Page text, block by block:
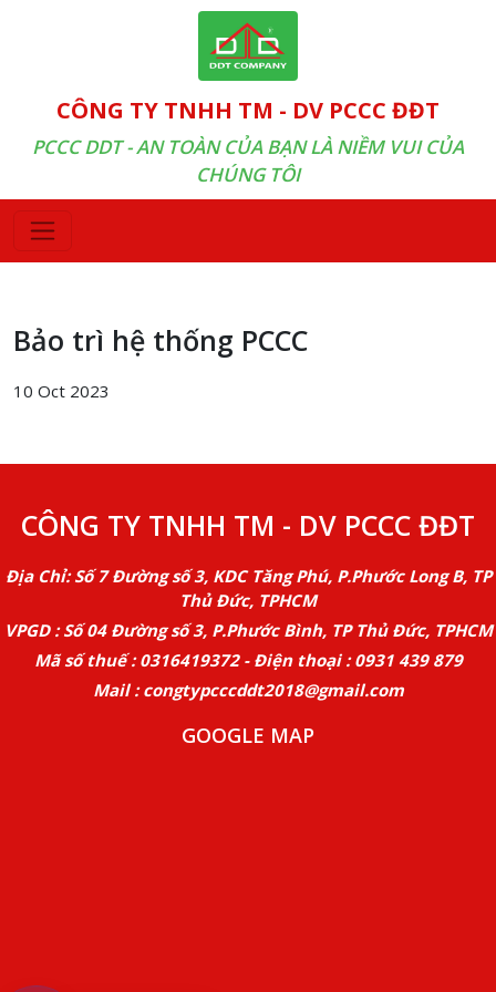
CÔNG TY TNHH TM - DV PCCC ĐĐT
PCCC DDT - AN TOÀN CỦA BẠN LÀ NIỀM VUI CỦA
CHÚNG TÔI
Bảo trì hệ thống PCCC
10 Oct 2023
CÔNG TY TNHH TM - DV PCCC ĐĐT
Địa Chỉ: Số 7 Đường số 3, KDC Tăng Phú, P.Phước Long B, TP
Thủ Đức, TPHCM
VPGD : Số 04 Đường số 3, P.Phước Bình, TP Thủ Đức, TPHCM
Mã số thuế : 0316419372 - Điện thoại : 0931 439 879
Mail : congtypcccddt2018@gmail.com
GOOGLE MAP